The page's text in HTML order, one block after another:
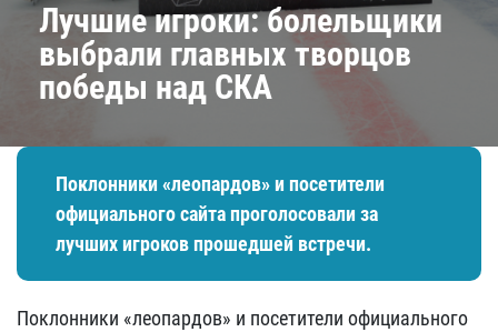
Лучшие игроки: болельщики
выбрали главных творцов
победы над СКА
Поклонники «леопардов» и посетители
официального сайта проголосовали за
лучших игроков прошедшей встречи.
Поклонники «леопардов» и посетители официального